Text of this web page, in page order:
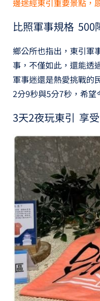
邊途經東引重要景點，
比照軍事規格 500
鄉公所也指出，東引軍
事，不僅如此，還能透
軍事迷還是熱愛挑戰的
2分9秒與5分7秒，希望
3天2夜玩東引 享